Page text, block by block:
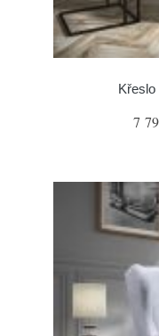
Křeslo
7